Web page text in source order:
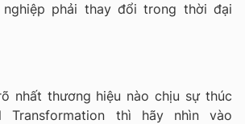
phải thay đổi trong thời đại
nhất thương hiệu nào chịu sự thúc
Transformation thì hãy nhìn vào